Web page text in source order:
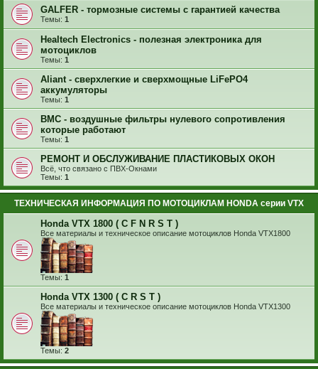
GALFER - тормозные системы с гарантией качества
Темы: 1
Healtech Electronics - полезная электроника для
мотоциклов
Темы: 1
Aliant - сверхлегкие и сверхмощные LiFePO4
аккумуляторы
Темы: 1
BMC - воздушные фильтры нулевого сопротивления
которые работают
Темы: 1
РЕМОНТ И ОБСЛУЖИВАНИЕ ПЛАСТИКОВЫХ ОКОН
Всё, что связано с ПВХ-Окнами
Темы: 1
ТЕХНИЧЕСКАЯ ИНФОРМАЦИЯ ПО МОТОЦИКЛАМ HONDA серии VTX
Honda VTX 1800 ( C F N R S T )
Все материалы и техническое описание мотоциклов Honda VTX1800
Темы: 1
Honda VTX 1300 ( C R S T )
Все материалы и техническое описание мотоциклов Honda VTX1300
Темы: 2